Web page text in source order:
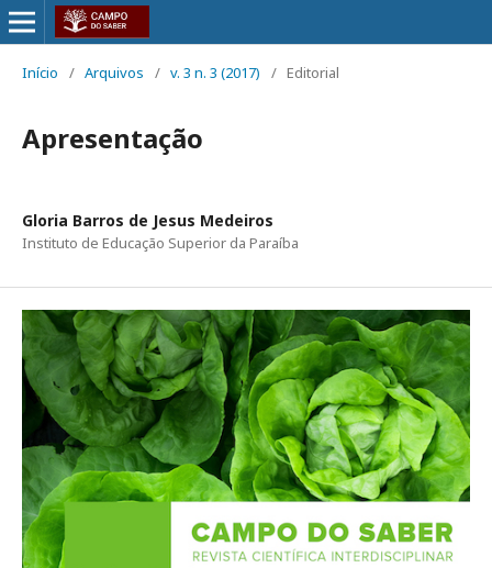
Início / Arquivos / v. 3 n. 3 (2017) / Editorial
Apresentação
Gloria Barros de Jesus Medeiros
Instituto de Educação Superior da Paraíba